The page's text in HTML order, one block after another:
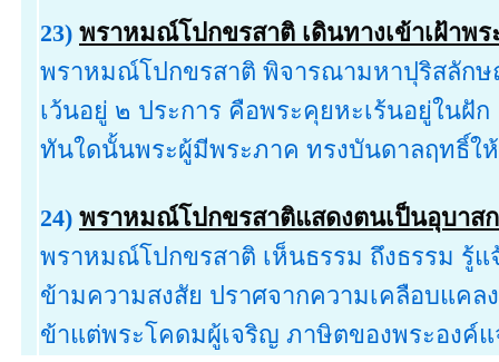
23) พราหมณ์โปกขรสาติ เดินทางเข้าเฝ้าพ
พราหมณ์โปกขรสาติ พิจารณามหาปุริสลัก
เว้นอยู่ ๒ ประการ คือพระคุยหะเร้นอยู่ในฝั
ทันใดนั้นพระผู้มีพระภาค ทรงบันดาลฤทธิ์ใ
24) พราหมณ์โปกขรสาติแสดงตนเป็นอุบาสก
พราหมณ์โปกขรสาติ เห็นธรรม ถึงธรรม รู้แ
ข้ามความสงสัย ปราศจากความเคลือบแคล
ข้าแต่พระโคดมผู้เจริญ ภาษิตของพระองค์